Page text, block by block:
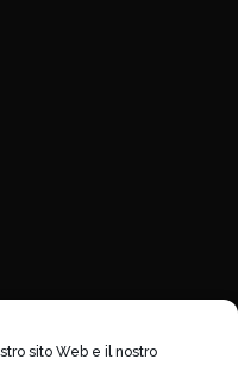
sito Web e il nostro